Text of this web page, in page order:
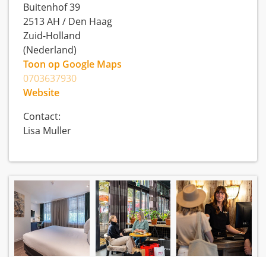
Buitenhof 39
2513 AH / Den Haag
Zuid-Holland
(Nederland)
Toon op Google Maps
0703637930
Website
Contact:
Lisa Muller